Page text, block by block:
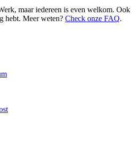
maar iedereen is even welkom. Ook
hebt. Meer weten? Check onze FAQ.